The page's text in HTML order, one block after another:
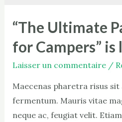
“The Ultimate
for Campers” is
Laisser un commentaire /
Maecenas pharetra risus
fermentum. Mauris vitae
neque ac, feugiat velit.